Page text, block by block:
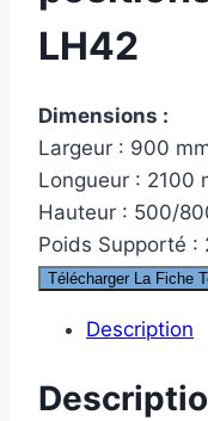
LH42
Dimensions :
Largeur : 900
Longueur : 2100
Hauteur : 500/
Poids Supporté :
Télécharger La Fiche
Description